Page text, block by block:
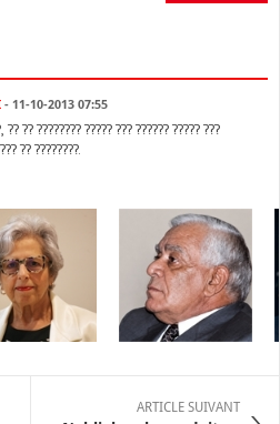
- 11-10-2013 07:55
?? ?? ???????? ????? ??? ?????? ????? ???
?? ????????.
ARTICLE SUIVANT